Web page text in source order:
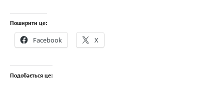
Поширити це:
Facebook X
Подобається це: